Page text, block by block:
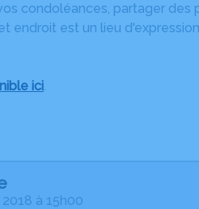
condoléances, partager
endroit est un lieu
ici.
2018 à 15h00